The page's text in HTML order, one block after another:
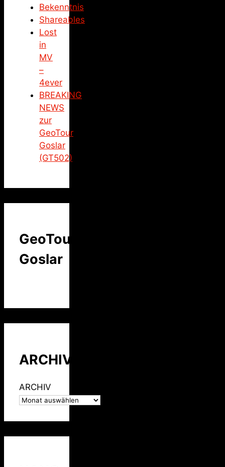
Bekenntnis
Shareables
Lost
in
MV
–
4ever
BREAKING
NEWS
zur
GeoTour
Goslar
(GT502)
GeoTour
Goslar
ARCHIV
ARCHIV